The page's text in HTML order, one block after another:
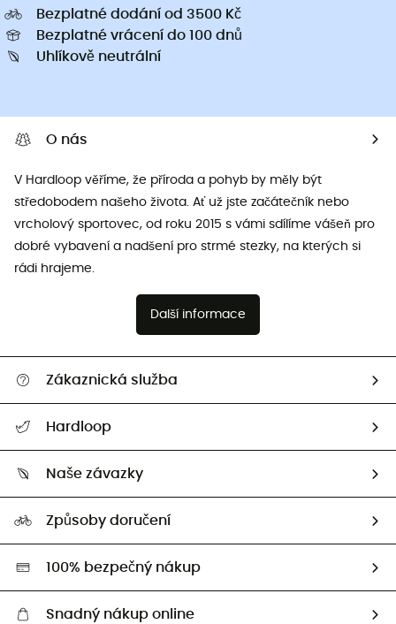
Bezplatné dodání od 3500 Kč
Bezplatné vrácení do 100 dnů
Uhlíkově neutrální
O nás
V Hardloop věříme, že příroda a pohyb by měly být
středobodem našeho života. Ať už jste začátečník nebo
vrcholový sportovec, od roku 2015 s vámi sdílíme vášeň pro
dobré vybavení a nadšení pro strmé stezky, na kterých si
rádi hrajeme.
Další informace
Zákaznická služba
Vrácení zboží a peněz
Hardloop
Naši Ambasadoři
Naše závazky
HardGreen
Způsoby doručení
100% bezpečný nákup
Snadný nákup online